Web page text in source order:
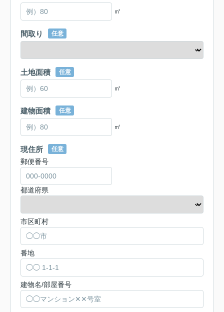
㎡
間取り 任意
土地面積 任意
㎡
建物面積 任意
㎡
現住所 任意
郵便番号
都道府県
市区町村
番地
建物名/部屋番号